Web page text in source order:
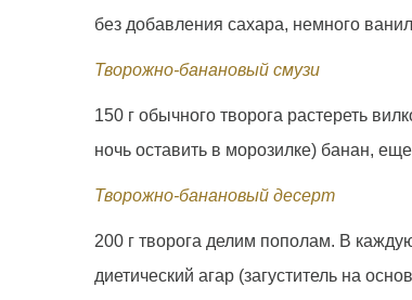
без добавления сахара, немного
Творожно-банановый смузи
150 г обычного творога растереть
ночь оставить в морозилке) банан,
Творожно-банановый десерт
200 г творога делим пополам. В
диетический агар (загуститель на